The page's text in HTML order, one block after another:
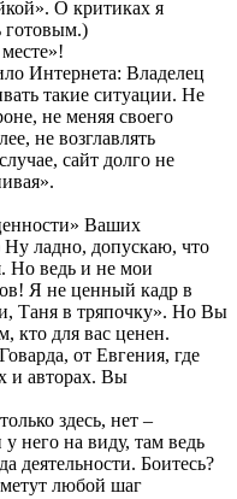
О критиках я
готовым.)
Интернета: Владелец
такие ситуации. Не
не меняя своего
не возглавлять
сайт долго не
Ваших
ладно, допускаю, что
Но ведь и не мои
Я не ценный кадр в
Таня в тряпочку». Но Вы
кто для вас ценен.
от Евгения, где
и авторах. Вы
здесь, нет –
него на виду, там ведь
деятельности. Боитесь?
любой шаг